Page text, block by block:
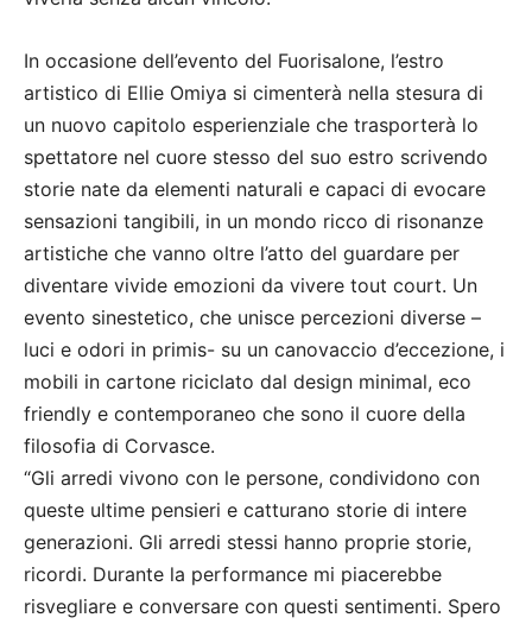
In occasione dell’evento del Fuorisalone, l’estro
artistico di Ellie Omiya si cimenterà nella stesura di
un nuovo capitolo esperienziale che trasporterà lo
spettatore nel cuore stesso del suo estro scrivendo
storie nate da elementi naturali e capaci di evocare
sensazioni tangibili, in un mondo ricco di risonanze
artistiche che vanno oltre l’atto del guardare per
diventare vivide emozioni da vivere tout court. Un
evento sinestetico, che unisce percezioni diverse –
luci e odori in primis- su un canovaccio d’eccezione, i
mobili in cartone riciclato dal design minimal, eco
friendly e contemporaneo che sono il cuore della
filosofia di Corvasce.
“Gli arredi vivono con le persone, condividono con
queste ultime pensieri e catturano storie di intere
generazioni. Gli arredi stessi hanno proprie storie,
ricordi. Durante la performance mi piacerebbe
risvegliare e conversare con questi sentimenti. Spero